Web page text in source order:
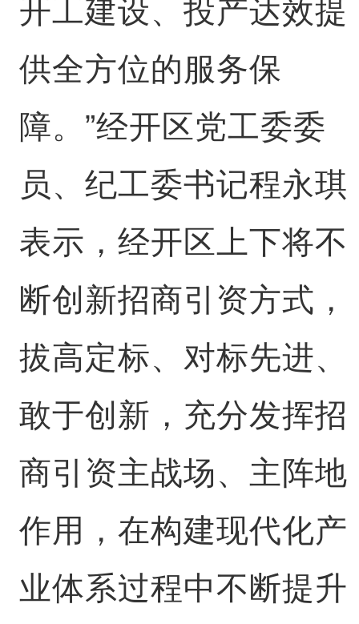
开工建设、投产达效提
供全方位的服务保
障。”经开区党工委委
员、纪工委书记程永琪
表示，经开区上下将不
断创新招商引资方式，
拔高定标、对标先进、
敢于创新，充分发挥招
商引资主战场、主阵地
作用，在构建现代化产
业体系过程中不断提升